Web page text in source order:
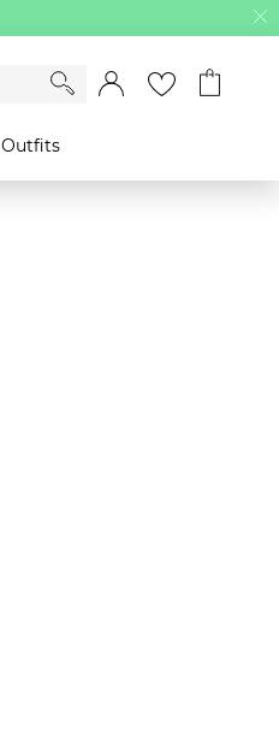
Outfits